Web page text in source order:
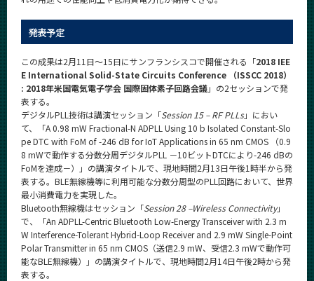
発表予定
この成果は2月11日～15日にサンフランシスコで開催される「2018 IEE
E International Solid-State Circuits Conference （ISSCC 2018）
: 2018年米国電気電子学会 国際固体素子回路会議」の2セッションで発
表する。
デジタルPLL技術は講演セッション「Session 15 – RF PLLs」におい
て、「A 0.98 mW Fractional-N ADPLL Using 10 b Isolated Constant-Slo
pe DTC with FoM of -246 dB for IoT Applications in 65 nm CMOS （0.9
8 mWで動作する分数分周デジタルPLL －10ビットDTCにより-246 dBの
FoMを達成－）」の講演タイトルで、現地時間2月13日午後1時半から発
表する。BLE無線機等に利用可能な分数分周型のPLL回路において、世界
最小消費電力を実現した。
Bluetooth無線機はセッション「Session 28 –Wireless Connectivity」
で、「An ADPLL-Centric Bluetooth Low-Energy Transceiver with 2.3 m
W Interference-Tolerant Hybrid-Loop Receiver and 2.9 mW Single-Point
Polar Transmitter in 65 nm CMOS（送信2.9 mW、受信2.3 mWで動作可
能なBLE無線機）」の講演タイトルで、現地時間2月14日午後2時から発
表する。